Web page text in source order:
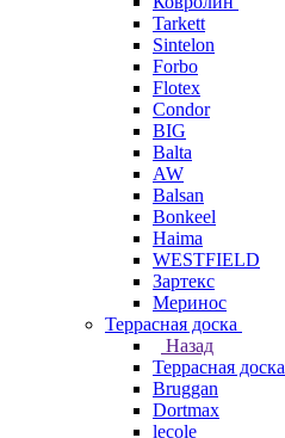
Tarkett
Sintelon
Forbo
Flotex
Condor
BIG
Balta
AW
Balsan
Bonkeel
Haima
WESTFIELD
Зартекс
Меринос
Террасная доска
Назад
Террасная доска
Bruggan
Dortmax
lecole